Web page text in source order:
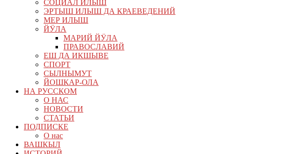
СОЦИАЛ ИЛЫШ
ЭРТЫШ ИЛЫШ ДА КРАЕВЕДЕНИЙ
МЕР ИЛЫШ
ЙӰЛА
МАРИЙ ЙӰЛА
ПРАВОСЛАВИЙ
ЕШ ДА ИКШЫВЕ
СПОРТ
СЫЛНЫМУТ
ЙОШКАР-ОЛА
НА РУССКОМ
О НАС
НОВОСТИ
СТАТЬИ
ПОДПИСКЕ
О нас
ВАШКЫЛ